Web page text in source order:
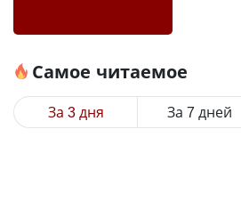
Самое читаемое
За 3 дня За 7 дней